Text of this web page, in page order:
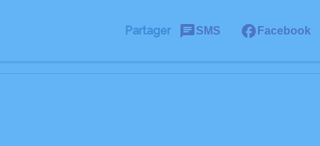
Partager SMS Facebook